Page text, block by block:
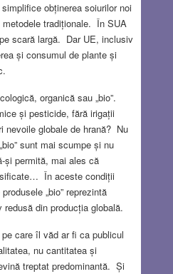
obținerea soiurilor noi
tradiționale. În SUA
scară largă. Dar UE, inclusiv
și consumul de plante și
organică sau „bio”.
și pesticide, fără irigații
nevoile globale de hrană? Nu
sunt mai scumpe și nu
și permită, mai ales că
În aceste condiții
„bio” reprezintă
din producția globală.
care îl văd ar fi ca publicul
nu cantitatea și
treptat predominantă. Și